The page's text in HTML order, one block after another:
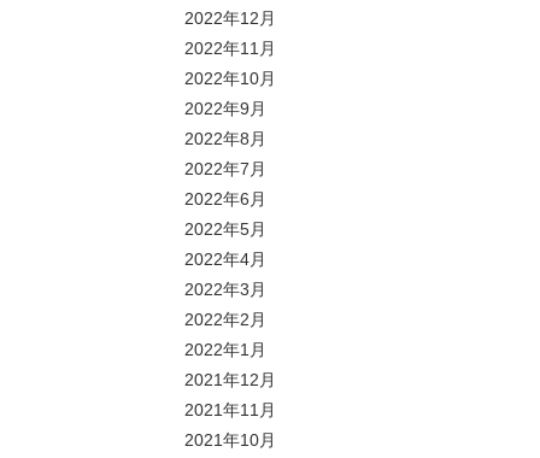
2022年12月
2022年11月
2022年10月
2022年9月
2022年8月
2022年7月
2022年6月
2022年5月
2022年4月
2022年3月
2022年2月
2022年1月
2021年12月
2021年11月
2021年10月